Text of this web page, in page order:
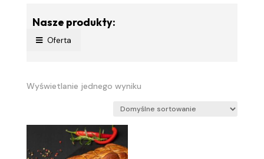
Nasze produkty:
Oferta
Wyświetlanie jednego wyniku